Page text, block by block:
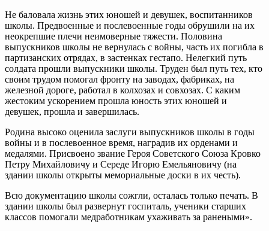
Не баловала жизнь этих юношей и девушек, воспитанников
школы. Предвоенные и послевоенные годы обрушили на их
неокрепшие плечи неимоверные тяжести. Половина
выпускников школы не вернулась с войны, часть их погибла в
партизанских отрядах, в застенках гестапо. Нелегкий путь
солдата прошли выпускники школы. Труден был путь тех, кто
своим трудом помогал фронту на заводах, фабриках, на
железной дороге, работал в колхозах и совхозах. С каким
жестоким ускорением прошла юность этих юношей и
девушек, прошла и завершилась.
Родина высоко оценила заслуги выпускников школы в годы
войны и в послевоенное время, наградив их орденами и
медалями. Присвоено звание Героя Советского Союза Кровко
Петру Михайловичу и Середе Игорю Емельяновичу (на
здании школы открыты мемориальные доски в их честь).
Всю документацию школы сожгли, осталась только печать. В
здании школы был развернут госпиталь, ученики старших
классов помогали медработникам ухаживать за ранеными».